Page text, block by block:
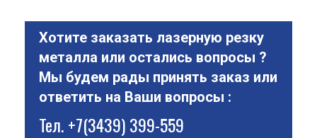
Хотите заказать лазерную резку
металла или остались вопросы ?
Мы будем рады принять заказ или
ответить на Ваши вопросы :
Тел.+7(3439) 399-559